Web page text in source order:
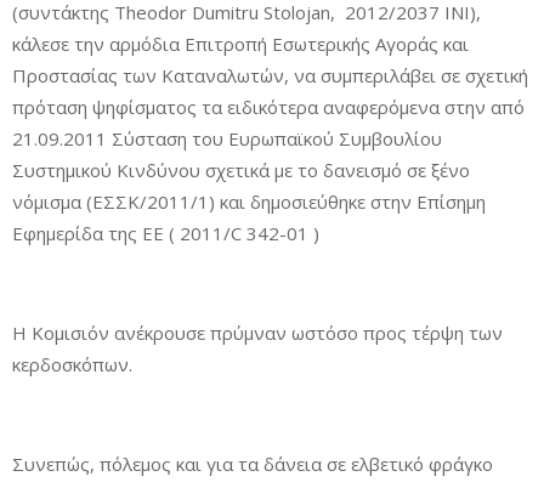
(συντάκτης Theodor Dumitru Stolojan, 2012/2037 ΙΝΙ),
κάλεσε την αρμόδια Επιτροπή Εσωτερικής Αγοράς και
Προστασίας των Καταναλωτών, να συμπεριλάβει σε σχετική
πρόταση ψηφίσματος τα ειδικότερα αναφερόμενα στην από
21.09.2011 Σύσταση του Ευρωπαϊκού Συμβουλίου
Συστημικού Κινδύνου σχετικά με το δανεισμό σε ξένο
νόμισμα (ΕΣΣΚ/2011/1) και δημοσιεύθηκε στην Επίσημη
Εφημερίδα της ΕΕ ( 2011/C 342-01 )
Η Κομισιόν ανέκρουσε πρύμναν ωστόσο προς τέρψη των
κερδοσκόπων.
Συνεπώς, πόλεμος και για τα δάνεια σε ελβετικό φράγκο